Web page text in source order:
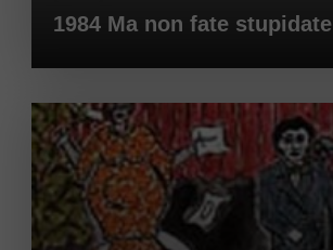
1984 Ma non fate stupidate